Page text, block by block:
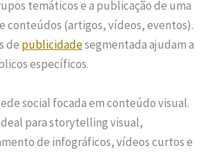
temáticos e a publicação de uma
conteúdos (artigos, vídeos, eventos).
de publicidadesegmentada ajudam a
específicos.
social focada em conteúdo visual.
para storytelling visual,
de infográficos, vídeos curtos e